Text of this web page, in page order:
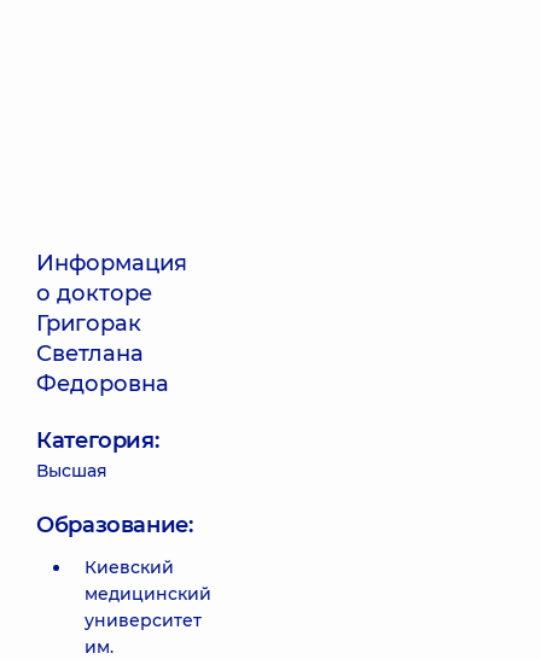
Информация
о докторе
Григорак
Светлана
Федоровна
Категория:
Высшая
Образование:
Киевский
медицинский
университет
им.